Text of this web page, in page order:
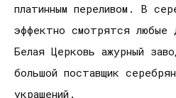
платинным переливом. В
эффектно смотрятся любые
Белая Церковь ажурный
большой поставщик
украшений.